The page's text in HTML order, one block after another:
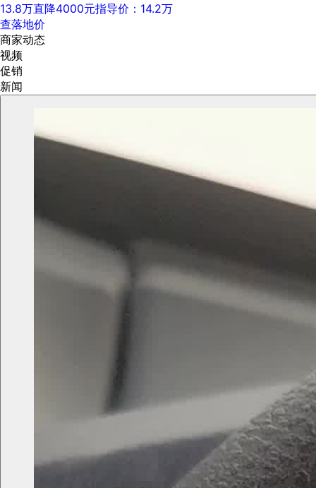
13.8万直降4000元指导价：14.2万
查落地价
商家动态
视频
促销
新闻